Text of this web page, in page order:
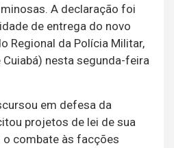
A declaração foi
de entrega do novo
Regional da Polícia Militar,
nesta segunda-feira
em defesa da
projetos de lei de sua
combate às facções